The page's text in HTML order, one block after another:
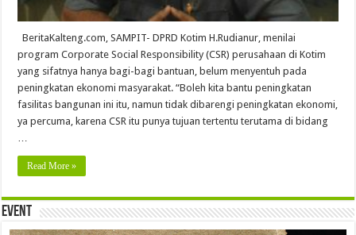
BeritaKalteng.com, SAMPIT- DPRD Kotim H.Rudianur, menilai
program Corporate Social Responsibility (CSR) perusahaan di Kotim
yang sifatnya hanya bagi-bagi bantuan, belum menyentuh pada
peningkatan ekonomi masyarakat. “Boleh kita bantu peningkatan
fasilitas bangunan ini itu, namun tidak dibarengi peningkatan ekonomi,
ya percuma, karena CSR itu punya tujuan tertentu terutama di bidang
Read More »
Event